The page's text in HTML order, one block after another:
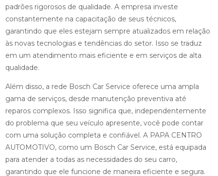
padrões rigorosos de qualidade. A empresa investe
constantemente na capacitação de seus técnicos,
garantindo que eles estejam sempre atualizados em relação
às novas tecnologias e tendências do setor. Isso se traduz
em um atendimento mais eficiente e em serviços de alta
qualidade.
Além disso, a rede Bosch Car Service oferece uma ampla
gama de serviços, desde manutenção preventiva até
reparos complexos. Isso significa que, independentemente
do problema que seu veículo apresente, você pode contar
com uma solução completa e confiável. A PAPA CENTRO
AUTOMOTIVO, como um Bosch Car Service, está equipada
para atender a todas as necessidades do seu carro,
garantindo que ele funcione de maneira eficiente e segura.